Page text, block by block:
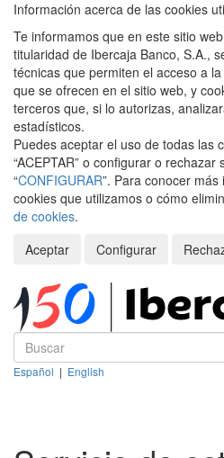
Información acerca de las cookies
Te informamos que en este sitio
titularidad de Ibercaja Banco, S.A.,
técnicas que permiten el acceso a
que se ofrecen en el sitio web, y
terceros que, si lo autorizas,
estadísticos.
Puedes aceptar el uso de todas las
“ACEPTAR” o configurar o
“CONFIGURAR”. Para conocer
cookies que utilizamos o cómo
de cookies.
Aceptar
Configurar
Español | English